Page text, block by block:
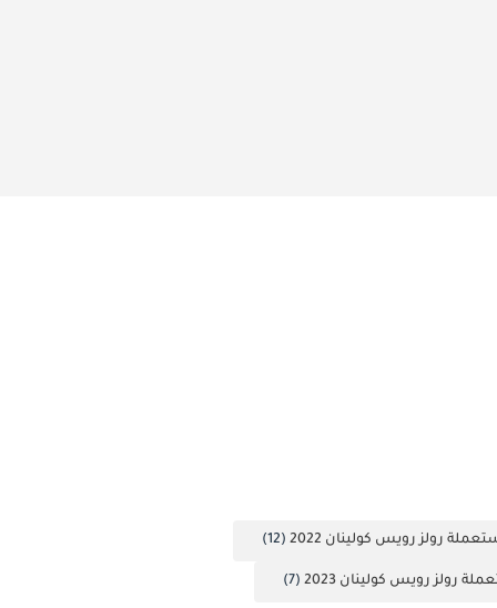
رولز رويس كولينان 2022 (12)
رولز رويس كولينان 2023 (7)